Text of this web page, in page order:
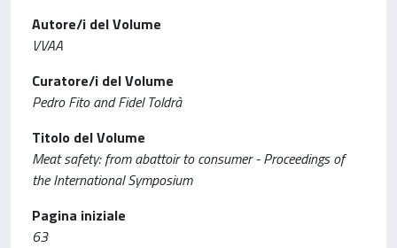
Autore/i del Volume
VVAA
Curatore/i del Volume
Pedro Fito and Fidel Toldrà
Titolo del Volume
Meat safety: from abattoir to consumer - Proceedings of
the International Symposium
Pagina iniziale
63